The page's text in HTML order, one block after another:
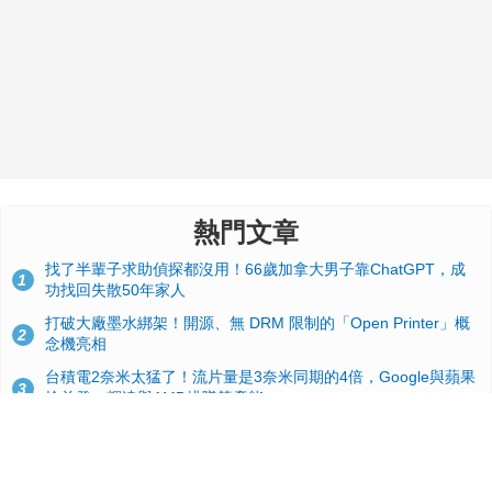
熱門文章
1
找了半輩子求助偵探都沒用！66歲加拿大男子靠ChatGPT，成
功找回失散50年家人
2
打破大廠墨水綁架！開源、無 DRM 限制的「Open Printer」概
念機亮相
3
台積電2奈米太猛了！流片量是3奈米同期的4倍，Google與蘋果
搶首發、輝達與AMD排隊等產能